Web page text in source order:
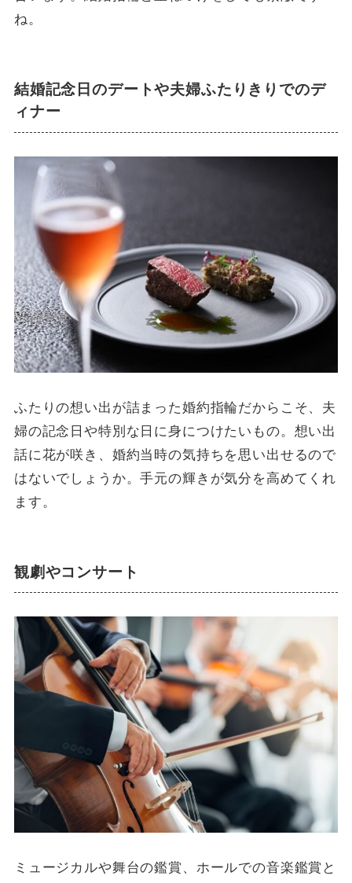
ね。
結婚記念日のデートや夫婦ふたりきりでのデ
ィナー
ふたりの想い出が詰まった婚約指輪だからこそ、夫
婦の記念日や特別な日に身につけたいもの。想い出
話に花が咲き、婚約当時の気持ちを思い出せるので
はないでしょうか。手元の輝きが気分を高めてくれ
ます。
観劇やコンサート
ミュージカルや舞台の鑑賞、ホールでの音楽鑑賞と